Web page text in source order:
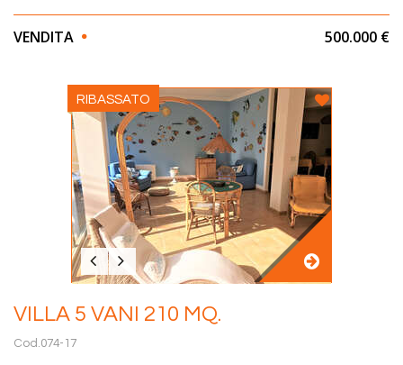
VENDITA 500.000 €
RIBASSATO
VILLA 5 VANI 210 MQ.
Cod.074-17